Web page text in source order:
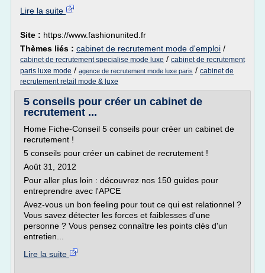
Lire la suite
Site : https://www.fashionunited.fr
Thèmes liés : cabinet de recrutement mode d'emploi /
cabinet de recrutement specialise mode luxe / cabinet de recrutement
paris luxe mode / agence de recrutement mode luxe paris / cabinet de
recrutement retail mode & luxe
5 conseils pour créer un cabinet de
recrutement ...
Home Fiche-Conseil 5 conseils pour créer un cabinet de
recrutement !
5 conseils pour créer un cabinet de recrutement !
Août 31, 2012
Pour aller plus loin : découvrez nos 150 guides pour
entreprendre avec l'APCE
Avez-vous un bon feeling pour tout ce qui est relationnel ?
Vous savez détecter les forces et faiblesses d'une
personne ? Vous pensez connaître les points clés d'un
entretien...
Lire la suite